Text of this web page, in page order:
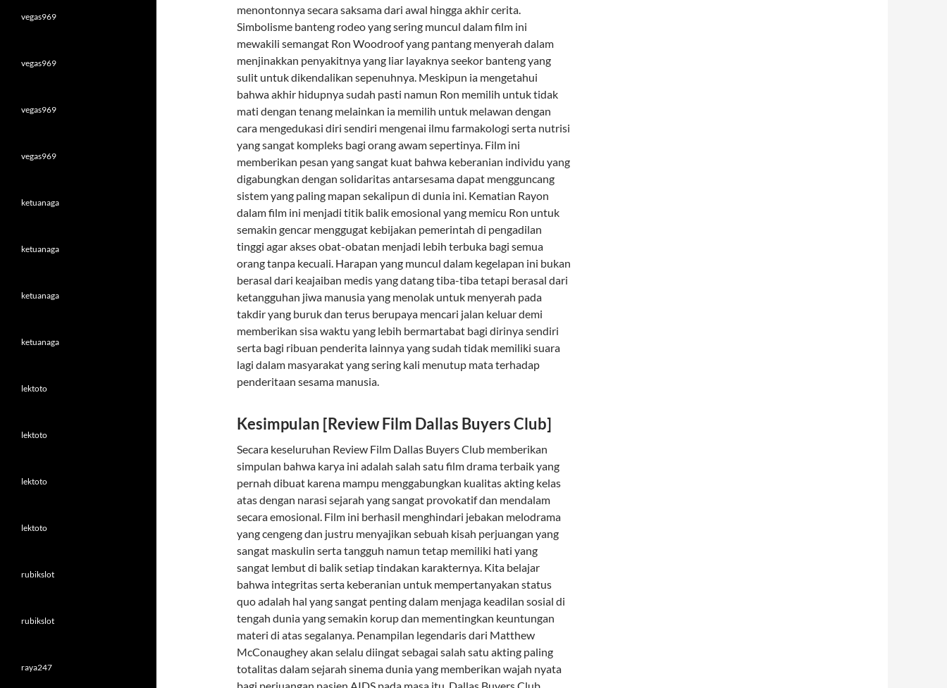
menontonnya secara saksama dari awal hingga akhir cerita.
Simbolisme banteng rodeo yang sering muncul dalam film ini
mewakili semangat Ron Woodroof yang pantang menyerah dalam
menjinakkan penyakitnya yang liar layaknya seekor banteng yang
sulit untuk dikendalikan sepenuhnya. Meskipun ia mengetahui
bahwa akhir hidupnya sudah pasti namun Ron memilih untuk tidak
mati dengan tenang melainkan ia memilih untuk melawan dengan
cara mengedukasi diri sendiri mengenai ilmu farmakologi serta nutrisi
yang sangat kompleks bagi orang awam sepertinya. Film ini
memberikan pesan yang sangat kuat bahwa keberanian individu yang
digabungkan dengan solidaritas antarsesama dapat mengguncang
sistem yang paling mapan sekalipun di dunia ini. Kematian Rayon
dalam film ini menjadi titik balik emosional yang memicu Ron untuk
semakin gencar menggugat kebijakan pemerintah di pengadilan
tinggi agar akses obat-obatan menjadi lebih terbuka bagi semua
orang tanpa kecuali. Harapan yang muncul dalam kegelapan ini bukan
berasal dari keajaiban medis yang datang tiba-tiba tetapi berasal dari
ketangguhan jiwa manusia yang menolak untuk menyerah pada
takdir yang buruk dan terus berupaya mencari jalan keluar demi
memberikan sisa waktu yang lebih bermartabat bagi dirinya sendiri
serta bagi ribuan penderita lainnya yang sudah tidak memiliki suara
lagi dalam masyarakat yang sering kali menutup mata terhadap
penderitaan sesama manusia.
Kesimpulan [Review Film Dallas Buyers Club]
Secara keseluruhan Review Film Dallas Buyers Club memberikan
simpulan bahwa karya ini adalah salah satu film drama terbaik yang
pernah dibuat karena mampu menggabungkan kualitas akting kelas
atas dengan narasi sejarah yang sangat provokatif dan mendalam
secara emosional. Film ini berhasil menghindari jebakan melodrama
yang cengeng dan justru menyajikan sebuah kisah perjuangan yang
sangat maskulin serta tangguh namun tetap memiliki hati yang
sangat lembut di balik setiap tindakan karakternya. Kita belajar
bahwa integritas serta keberanian untuk mempertanyakan status
quo adalah hal yang sangat penting dalam menjaga keadilan sosial di
tengah dunia yang semakin korup dan mementingkan keuntungan
materi di atas segalanya. Penampilan legendaris dari Matthew
McConaughey akan selalu diingat sebagai salah satu akting paling
totalitas dalam sejarah sinema dunia yang memberikan wajah nyata
vegas969
vegas969
vegas969
vegas969
ketuanaga
ketuanaga
ketuanaga
ketuanaga
lektoto
lektoto
lektoto
lektoto
rubikslot
rubikslot
raya247